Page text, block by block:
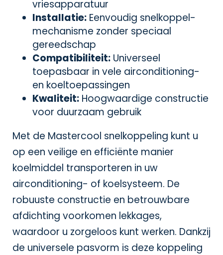
vriesapparatuur
Installatie: Eenvoudig snelkoppel-
mechanisme zonder speciaal
gereedschap
Compatibiliteit: Universeel
toepasbaar in vele airconditioning-
en koeltoepassingen
Kwaliteit: Hoogwaardige constructie
voor duurzaam gebruik
Met de Mastercool snelkoppeling kunt u
op een veilige en efficiënte manier
koelmiddel transporteren in uw
airconditioning- of koelsysteem. De
robuuste constructie en betrouwbare
afdichting voorkomen lekkages,
waardoor u zorgeloos kunt werken. Dankzij
de universele pasvorm is deze koppeling